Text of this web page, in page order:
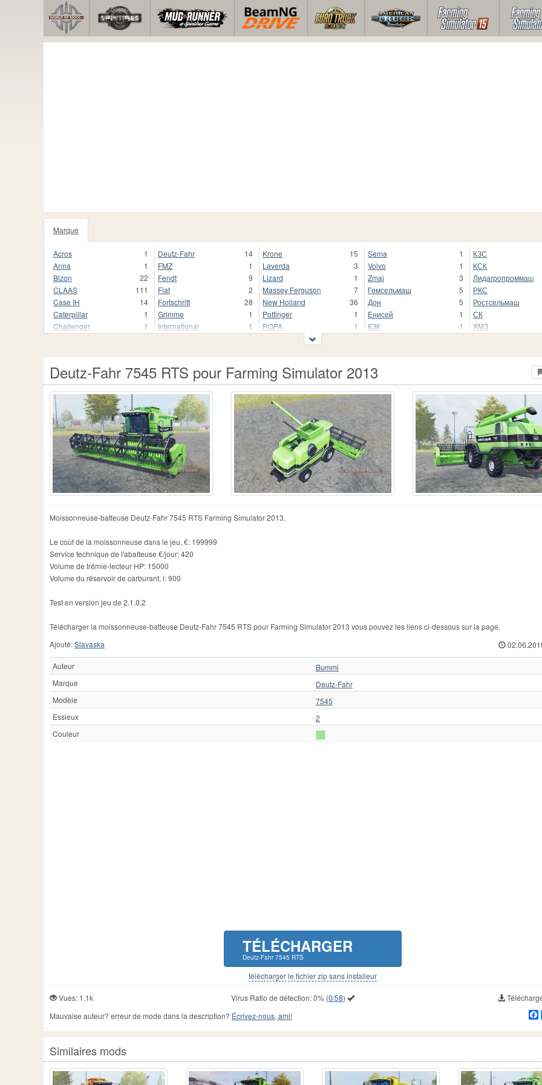
Marque
Acros
1
Anna
1
Bizon
22
CLAAS
111
Case IH
14
Caterpillar
1
Challenger
1
Deutz-Fahr
14
FMZ
1
Fendt
9
Fiat
2
Fortschritt
28
Grimme
1
International
1
Krone
15
Laverda
3
Lizard
1
Massey Ferguson
7
New Holland
36
Pottinger
1
ROPA
1
Sema
1
Volvo
1
Zmaj
3
Гомсельмаш
5
Дон
5
Енисей
1
КЗК
1
КЗС
КСК
Лидагропроммаш
РКС
Ростсельмаш
СК
ХМЗ
Deutz-Fahr 7545 RTS pour Farming Simulator 2013
Moissonneuse-batteuse Deutz-Fahr 7545 RTS Farming Simulator 2013.
Le coût de la moissonneuse dans le jeu, €: 199999
Service technique de l'abatteuse €/jour: 420
Volume de trémie-lecteur HP: 15000
Volume du réservoir de carburant, l: 900
Test en version jeu de 2.1.0.2
Télécharger la moissonneuse-batteuse Deutz-Fahr 7545 RTS pour Farming Simulator 2013 vous pouvez les liens ci-dessous sur la page.
Ajouté:Slavaska
Auteur
Bummi
Marque
Deutz-Fahr
Modèle
7545
Essieux
2
Couleur
TÉLÉCHARGER
Deutz-Fahr 7545 RTS
télécharger le fichier zip sans installeur
Vues: 1.1k Virus Ratio de détection:0%(0/58)
Mauvaise auteur? erreur de mode dans la description? Écrivez-nous, ami!
Similaires mods